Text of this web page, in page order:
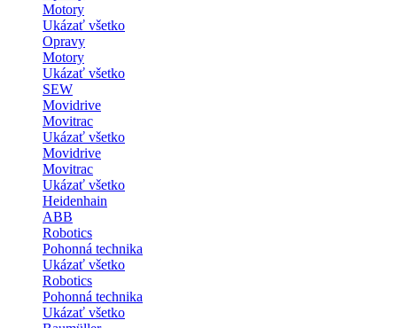
Motory
Ukázať všetko
Opravy
Motory
Ukázať všetko
SEW
Movidrive
Movitrac
Ukázať všetko
Movidrive
Movitrac
Ukázať všetko
Heidenhain
ABB
Robotics
Pohonná technika
Ukázať všetko
Robotics
Pohonná technika
Ukázať všetko